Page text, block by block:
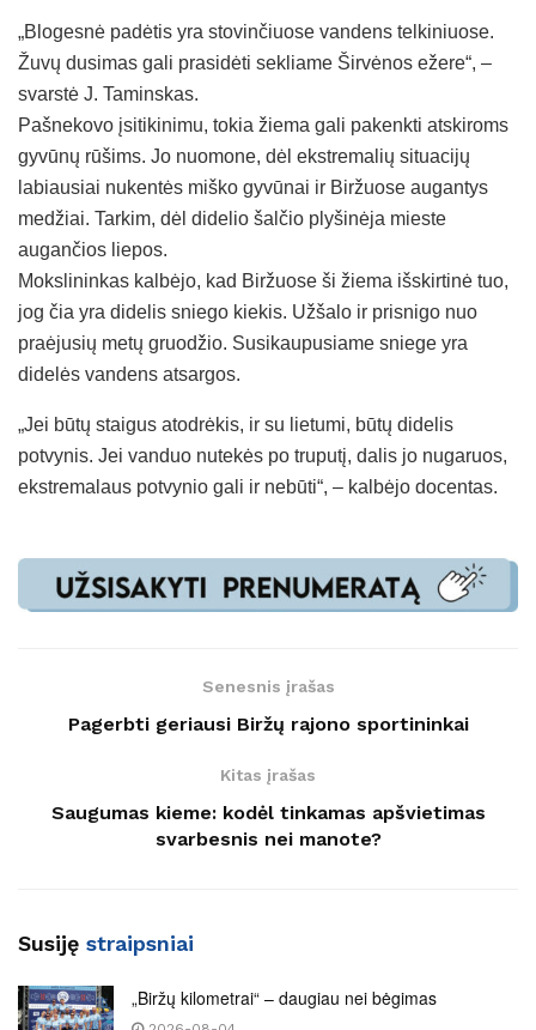
„Blogesnė padėtis yra stovinčiuose vandens telkiniuose.
Žuvų dusimas gali prasidėti sekliame Širvėnos ežere“, –
svarstė J. Taminskas.
Pašnekovo įsitikinimu, tokia žiema gali pakenkti atskiroms
gyvūnų rūšims. Jo nuomone, dėl ekstremalių situacijų
labiausiai nukentės miško gyvūnai ir Biržuose augantys
medžiai. Tarkim, dėl didelio šalčio plyšinėja mieste
augančios liepos.
Mokslininkas kalbėjo, kad Biržuose ši žiema išskirtinė tuo,
jog čia yra didelis sniego kiekis. Užšalo ir prisnigo nuo
praėjusių metų gruodžio. Susikaupusiame sniege yra
didelės vandens atsargos.
„Jei būtų staigus atodrėkis, ir su lietumi, būtų didelis
potvynis. Jei vanduo nutekės po truputį, dalis jo nugaruos,
ekstremalaus potvynio gali ir nebūti“, – kalbėjo docentas.
Senesnis įrašas
Pagerbti geriausi Biržų rajono sportininkai
Kitas įrašas
Saugumas kieme: kodėl tinkamas apšvietimas
svarbesnis nei manote?
Susiję straipsniai
„Biržų kilometrai“ – daugiau nei bėgimas